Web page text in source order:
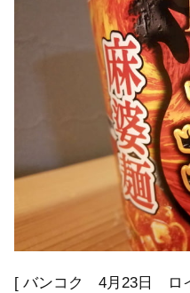
[ バンコク 4月23日 ロ